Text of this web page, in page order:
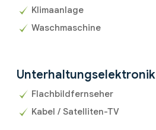
Klimaanlage
Waschmaschine
Unterhaltungselektronik
Flachbildfernseher
Kabel / Satelliten-TV